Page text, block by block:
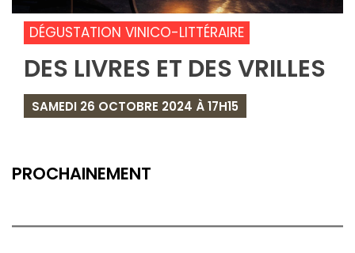
DÉGUSTATION VINICO-LITTÉRAIRE
DES LIVRES ET DES VRILLES
SAMEDI 26 OCTOBRE 2024 À 17H15
PROCHAINEMENT